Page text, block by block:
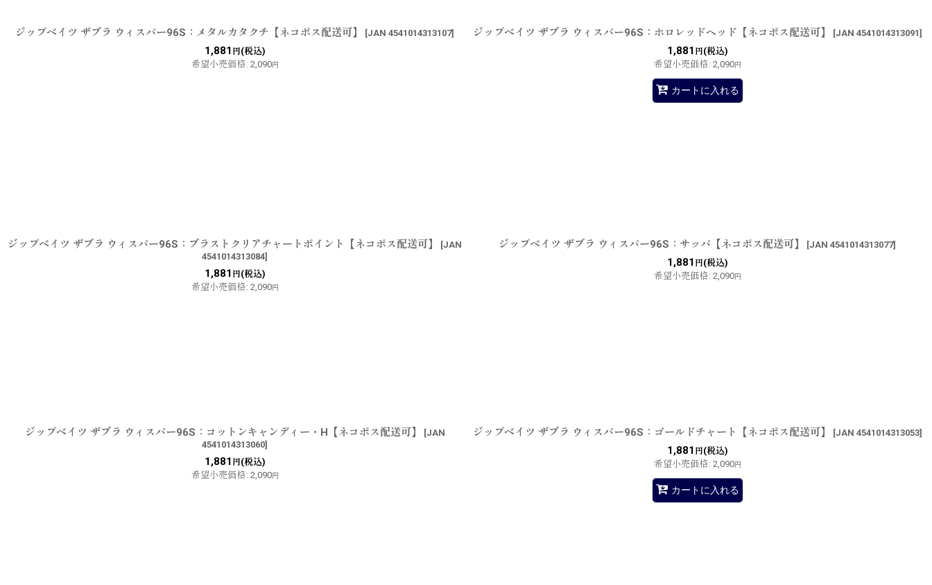
ジップベイツ ザブラ ウィスパー96S：メタルカタクチ【ネコポス配送可】 [JAN 4541014313107]
1,881 円(税込)
希望小売価格: 2,090円
ジップベイツ ザブラ ウィスパー96S：ホロレッドヘッド【ネコポス配送可】 [JAN 4541014313091]
1,881 円(税込)
希望小売価格: 2,090円
カートに入れる
ジップベイツ ザブラ ウィスパー96S：ブラストクリアチャートポイント【ネコポス配送可】 [JAN
4541014313084]
1,881 円(税込)
希望小売価格: 2,090円
ジップベイツ ザブラ ウィスパー96S：サッパ【ネコポス配送可】 [JAN 4541014313077]
1,881 円(税込)
希望小売価格: 2,090円
ジップベイツ ザブラ ウィスパー96S：コットンキャンディー・H【ネコポス配送可】 [JAN
4541014313060]
1,881 円(税込)
希望小売価格: 2,090円
ジップベイツ ザブラ ウィスパー96S：ゴールドチャート【ネコポス配送可】 [JAN 4541014313053]
1,881 円(税込)
希望小売価格: 2,090円
カートに入れる